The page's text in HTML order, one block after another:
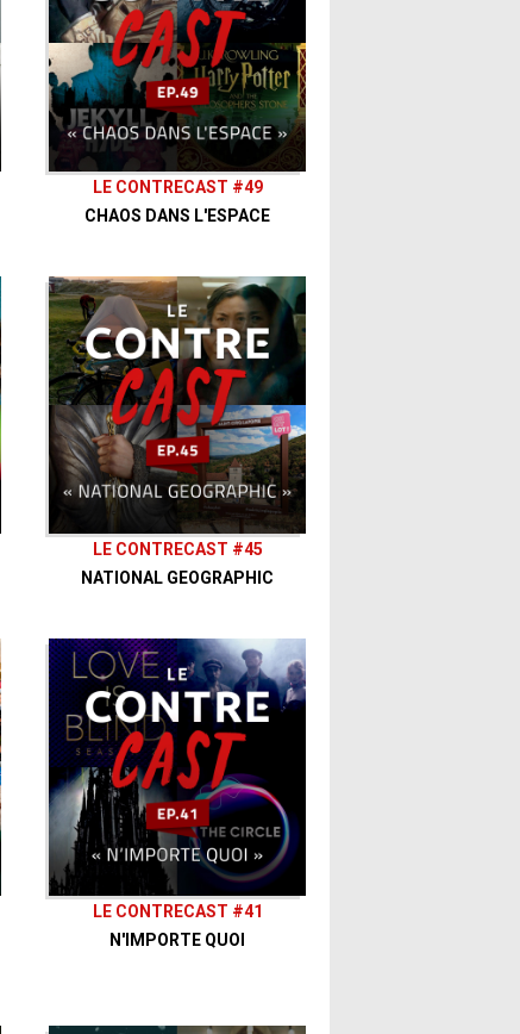
LE CONTRECAST #49
CHAOS DANS L'ESPACE
LE CONTRECAST #45
NATIONAL GEOGRAPHIC
LE CONTRECAST #41
N'IMPORTE QUOI